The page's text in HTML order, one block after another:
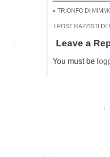
« TRIONFO DI
I POST RAZZISTI
Leave a
You must be